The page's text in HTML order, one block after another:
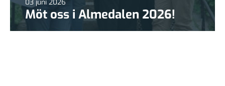
03 juni 2026
Möt oss i Almedalen 2026!